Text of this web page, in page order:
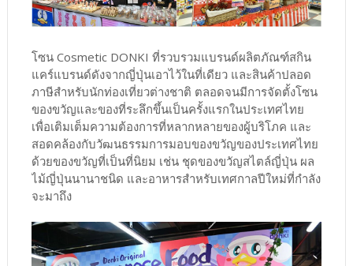
โซน Cosmetic DONKI ที่รวบรวมแบรนด์ผลิตภัณฑ์สกิน
แคร์แบรนด์ดังจากญี่ปุ่นเอาไว้ในที่เดียว และสินค้าปลอด
ภาษีสำหรับนักท่องเที่ยวต่างชาติ ตลอดจนมีการจัดตั้งโซน
ของขวัญและของที่ระลึกขึ้นเป็นครั้งแรกในประเทศไทย
เพื่อเติมเต็มความต้องการที่หลากหลายของผู้บริโภค และ
สอดคล้องกับวัฒนธรรมการมอบของขวัญของประเทศไทย
ด้วยของขวัญที่เป็นที่นิยม เช่น ชุดของขวัญสไตล์ญี่ปุ่น ผล
ไม้ญี่ปุ่นนานาชนิด และอาหารสำหรับเทศกาลปีใหม่ที่กำลัง
จะมาถึง